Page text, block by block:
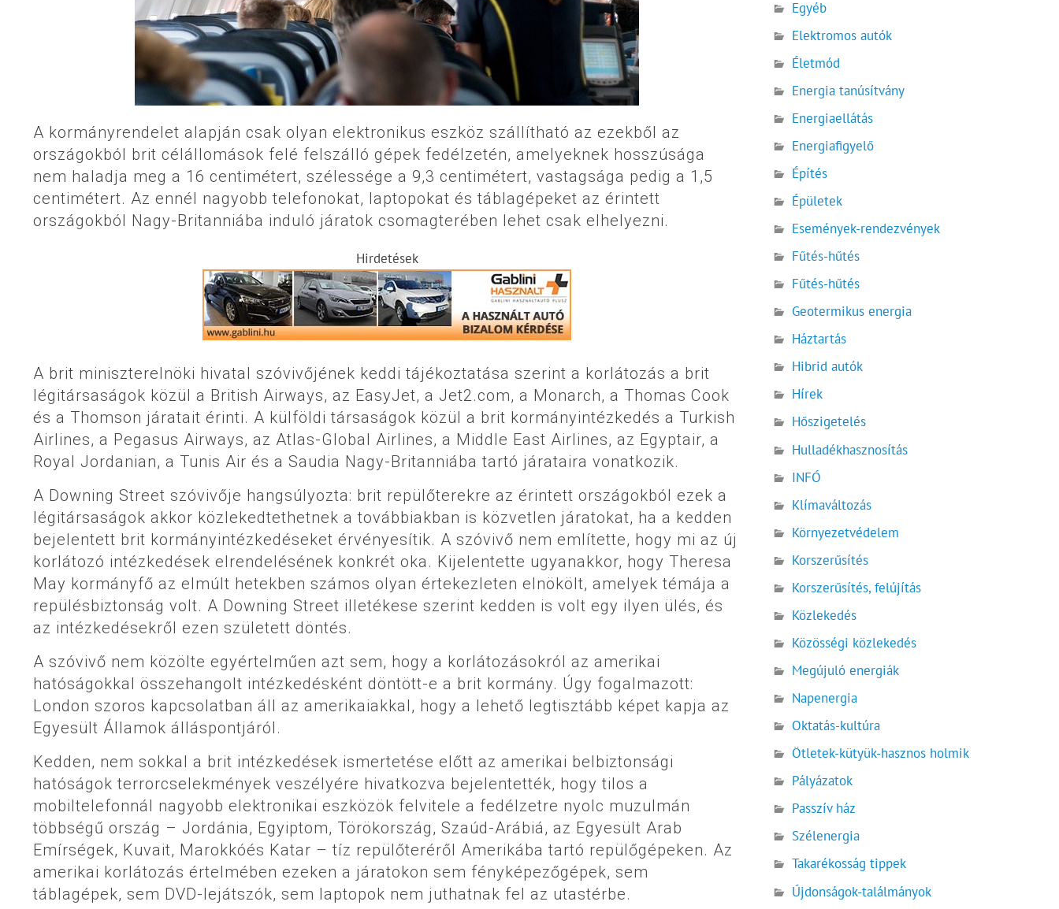
A kormányrendelet alapján csak olyan elektronikus eszköz szállítható az ezekből az
országokból brit célállomások felé felszálló gépek fedélzetén, amelyeknek hosszúsága
nem haladja meg a 16 centimétert, szélessége a 9,3 centimétert, vastagsága pedig a 1,5
centimétert. Az ennél nagyobb telefonokat, laptopokat és táblagépeket az érintett
országokból Nagy-Britanniába induló járatok csomagterében lehet csak elhelyezni.
Hirdetések
A brit miniszterelnöki hivatal szóvivőjének keddi tájékoztatása szerint a korlátozás a brit
légitársaságok közül a British Airways, az EasyJet, a Jet2.com, a Monarch, a Thomas Cook
és a Thomson járatait érinti. A külföldi társaságok közül a brit kormányintézkedés a Turkish
Airlines, a Pegasus Airways, az Atlas-Global Airlines, a Middle East Airlines, az Egyptair, a
Royal Jordanian, a Tunis Air és a Saudia Nagy-Britanniába tartó járataira vonatkozik.
A Downing Street szóvivője hangsúlyozta: brit repülőterekre az érintett országokból ezek a
légitársaságok akkor közlekedtethetnek a továbbiakban is közvetlen járatokat, ha a kedden
bejelentett brit kormányintézkedéseket érvényesítik. A szóvivő nem említette, hogy mi az új
korlátozó intézkedések elrendelésének konkrét oka. Kijelentette ugyanakkor, hogy Theresa
May kormányfő az elmúlt hetekben számos olyan értekezleten elnökölt, amelyek témája a
repülésbiztonság volt. A Downing Street illetékese szerint kedden is volt egy ilyen ülés, és
az intézkedésekről ezen született döntés.
A szóvivő nem közölte egyértelműen azt sem, hogy a korlátozásokról az amerikai
hatóságokkal összehangolt intézkedésként döntött-e a brit kormány. Úgy fogalmazott:
London szoros kapcsolatban áll az amerikaiakkal, hogy a lehető legtisztább képet kapja az
Egyesült Államok álláspontjáról.
Kedden, nem sokkal a brit intézkedések ismertetése előtt az amerikai belbiztonsági
hatóságok terrorcselekmények veszélyére hivatkozva bejelentették, hogy tilos a
mobiltelefonnál nagyobb elektronikai eszközök felvitele a fedélzetre nyolc muzulmán
többségű ország – Jordánia, Egyiptom, Törökország, Szaúd-Arábiá, az Egyesült Arab
Emírségek, Kuvait, Marokkóés Katar – tíz repülőteréről Amerikába tartó repülőgépeken. Az
amerikai korlátozás értelmében ezeken a járatokon sem fényképezőgépek, sem
táblagépek, sem DVD-lejátszók, sem laptopok nem juthatnak fel az utastérbe.
Egyéb
Elektromos autók
Életmód
Energia tanúsítvány
Energiaellátás
Energiafigyelő
Építés
Épületek
Események-rendezvények
Fűtés-hűtés
Fűtés-hűtés
Geotermikus energia
Háztartás
Hibrid autók
Hírek
Hőszigetelés
Hulladékhasznosítás
INFÓ
Klímaváltozás
Környezetvédelem
Korszerűsítés
Korszerűsítés, felújítás
Közlekedés
Közösségi közlekedés
Megújuló energiák
Napenergia
Oktatás-kultúra
Ötletek-kütyük-hasznos holmik
Pályázatok
Passzív ház
Szélenergia
Takarékosság tippek
Újdonságok-találmányok